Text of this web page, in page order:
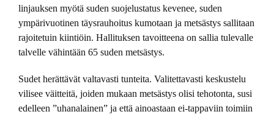
linjauksen myötä suden suojelustatus kevenee, suden
ympärivuotinen täysrauhoitus kumotaan ja metsästys sallitaan
rajoitetuin kiintiöin. Hallituksen tavoitteena on sallia tulevalle
talvelle vähintään 65 suden metsästys.
Sudet herättävät valtavasti tunteita. Valitettavasti keskustelu
vilisee väitteitä, joiden mukaan metsästys olisi tehotonta, susi
edelleen ”uhanalainen” ja että ainoastaan ei-tappaviin toimiin